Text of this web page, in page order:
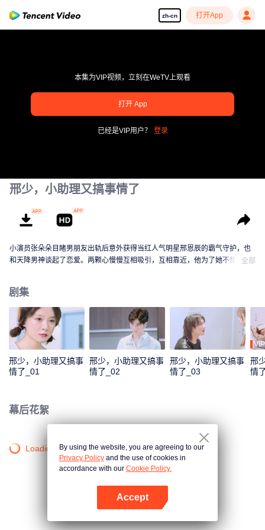
zh-cn 打开App
pay limit
本集为VIP视频，立刻在WeTV上观看
打开 App
已经是VIP用户？ 登录
邢少，小助理又搞事情了
小演员张朵朵目睹男朋友出轨后意外获得当红人气明星邢恩辰的霸气守护，也
和天降男神谈起了恋爱。两颗心慢慢互相吸引，互相靠近，他为了她不惜放弃
全部
剧集
邢少，小助理又搞事
情了_01
邢少，小助理又搞事
情了_02
邢少，小助理又搞事
情了_03
VIP
邢
情
幕后花絮
Loading…By using the website, you are agreeing to our
Privacy Policy and the use of cookies in
accordance with our Cookie Policy.
Accept